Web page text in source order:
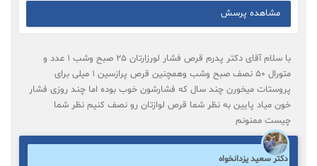
مشاهده پرسش
با سلام آقای دکتر پدرم قرص فشار لورزارتان ۲۵ صبح وشب ۱ عدد و
متورال ۵۰ نصف صبح وشب وهمچنین قرص پرازسین ۱ میلی برای
پروستات میخورن چند سال که فشارشون خوب بوده اما چند روزی فشار
خون میاد پایین به نظر شما قرص لوازتان رو نصف کنیم نظر شما
چیست ممنونم
دکتر سعید یزدانخواه